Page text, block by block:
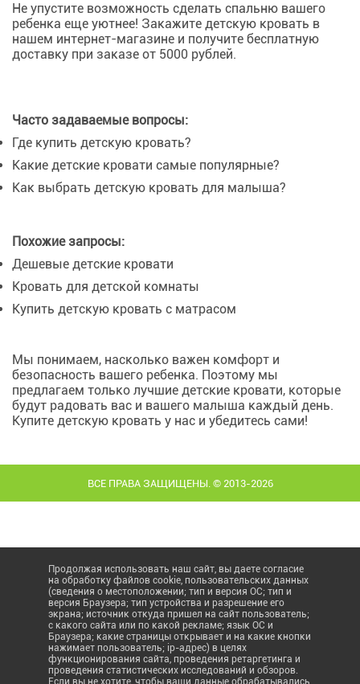
Не упустите возможность сделать спальню вашего
ребенка еще уютнее! Закажите детскую кровать в
нашем интернет-магазине и получите бесплатную
доставку при заказе от 5000 рублей.
Часто задаваемые вопросы:
Где купить детскую кровать?
Какие детские кровати самые популярные?
Как выбрать детскую кровать для малыша?
Похожие запросы:
Дешевые детские кровати
Кровать для детской комнаты
Купить детскую кровать с матрасом
Мы понимаем, насколько важен комфорт и
безопасность вашего ребенка. Поэтому мы
предлагаем только лучшие детские кровати, которые
будут радовать вас и вашего малыша каждый день.
Купите детскую кровать у нас и убедитесь сами!
ВСЕ ПРАВА ЗАЩИЩЕНЫ. © 2013-2026
Продолжая использовать наш сайт, вы даете согласие
на обработку файлов cookie, пользовательских данных
(сведения о местоположении; тип и версия ОС; тип и
версия Браузера; тип устройства и разрешение его
экрана; источник откуда пришел на сайт пользователь;
с какого сайта или по какой рекламе; язык ОС и
Браузера; какие страницы открывает и на какие кнопки
нажимает пользователь; ip-адрес) в целях
функционирования сайта, проведения ретаргетинга и
проведения статистических исследований и обзоров.